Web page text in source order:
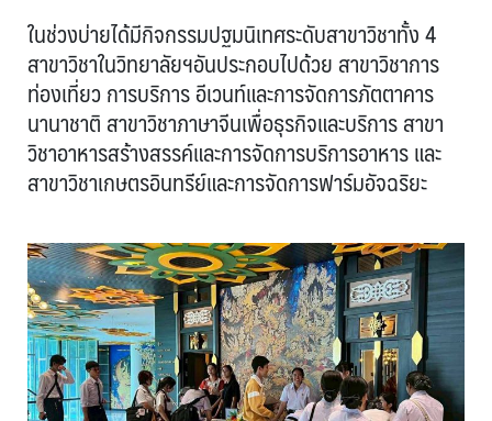
ในช่วงบ่ายได้มีกิจกรรมปฐมนิเทศระดับสาขาวิชาทั้ง 4
สาขาวิชาในวิทยาลัยฯอันประกอบไปด้วย สาขาวิชาการ
ท่องเที่ยว การบริการ อีเวนท์และการจัดการภัตตาคาร
นานาชาติ สาขาวิชาภาษาจีนเพื่อธุรกิจและบริการ สาขา
วิชาอาหารสร้างสรรค์และการจัดการบริการอาหาร และ
สาขาวิชาเกษตรอินทรีย์และการจัดการฟาร์มอัจฉริยะ